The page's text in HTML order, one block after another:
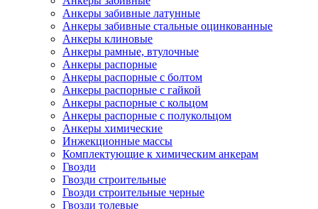
Анкеры забивные латунные
Анкеры забивные стальные оцинкованные
Анкеры клиновые
Анкеры рамные, втулочные
Анкеры распорные
Анкеры распорные с болтом
Анкеры распорные с гайкой
Анкеры распорные с кольцом
Анкеры распорные с полукольцом
Анкеры химические
Инжекционные массы
Комплектующие к химическим анкерам
Гвозди
Гвозди строительные
Гвозди строительные черные
Гвозди толевые